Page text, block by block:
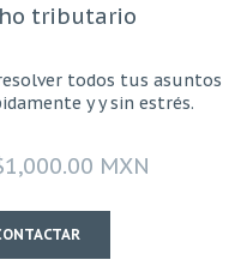
tributario
todos tus asuntos
y y sin estrés.
MXN